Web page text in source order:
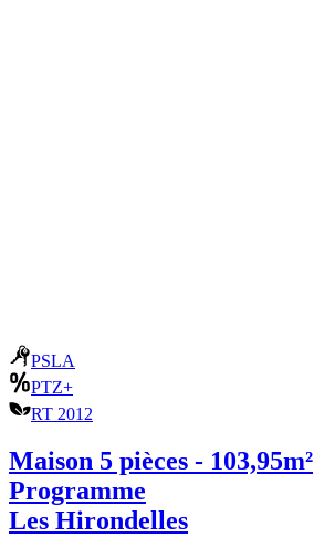
PSLA
PTZ+
RT 2012
Maison 5 pièces - 103,95m²
Programme
Les Hirondelles